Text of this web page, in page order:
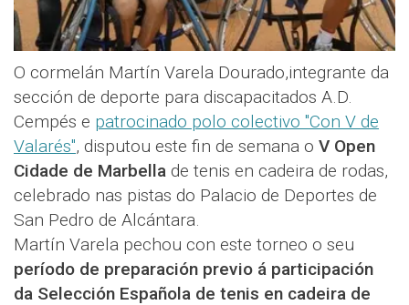
O cormelán Martín Varela Dourado,integrante da
sección de deporte para discapacitados A.D.
Cempés e patrocinado polo colectivo "Con V de
Valarés", disputou este fin de semana o V Open
Cidade de Marbella de tenis en cadeira de rodas,
celebrado nas pistas do Palacio de Deportes de
San Pedro de Alcántara.
Martín Varela pechou con este torneo o seu
período de preparación previo á participación
da Selección Española de tenis en cadeira de